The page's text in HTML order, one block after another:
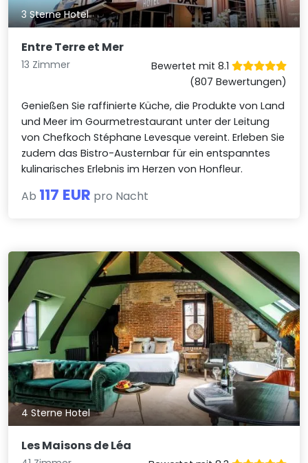
3 Sterne Hotel
Entre Terre et Mer
13 Zimmer
Bewertet mit 8.1
(807 Bewertungen)
Genießen Sie raffinierte Küche, die Produkte von Land
und Meer im Gourmetrestaurant unter der Leitung
von Chefkoch Stéphane Levesque vereint. Erleben Sie
zudem das Bistro-Austernbar für ein entspanntes
kulinarisches Erlebnis im Herzen von Honfleur.
Ab 117 EUR pro Nacht
4 Sterne Hotel
Les Maisons de Léa